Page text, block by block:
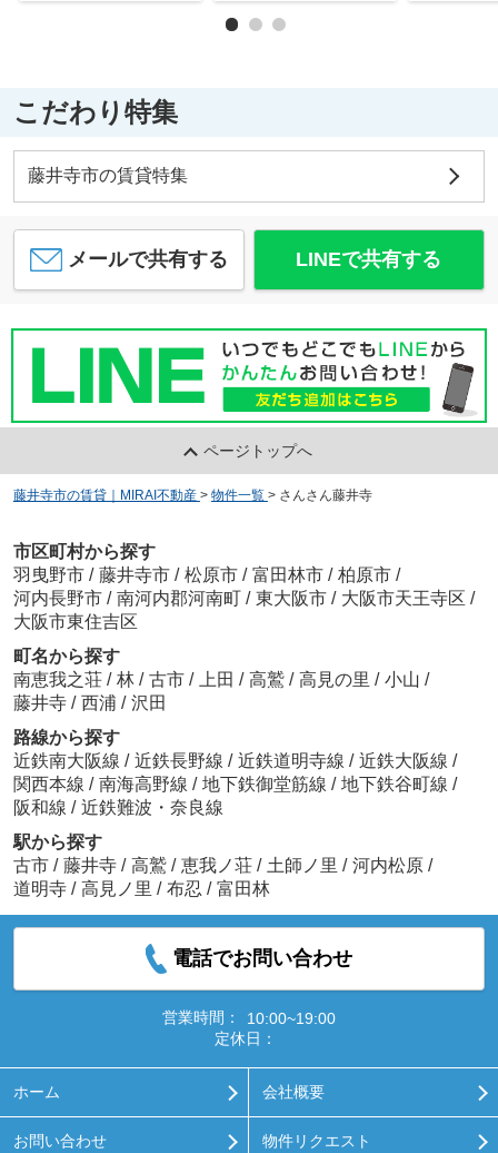
こだわり特集
藤井寺市の賃貸特集
メールで共有する LINEで共有する
ページトップへ
藤井寺市の賃貸｜MIRAI不動産 > 物件一覧 > さんさん藤井寺
市区町村から探す
羽曳野市 / 藤井寺市 / 松原市 / 富田林市 / 柏原市 /
河内長野市 / 南河内郡河南町 / 東大阪市 / 大阪市天王寺区 /
大阪市東住吉区
町名から探す
南恵我之荘 / 林 / 古市 / 上田 / 高鷲 / 高見の里 / 小山 /
藤井寺 / 西浦 / 沢田
路線から探す
近鉄南大阪線 / 近鉄長野線 / 近鉄道明寺線 / 近鉄大阪線 /
関西本線 / 南海高野線 / 地下鉄御堂筋線 / 地下鉄谷町線 /
阪和線 / 近鉄難波・奈良線
駅から探す
古市 / 藤井寺 / 高鷲 / 恵我ノ荘 / 土師ノ里 / 河内松原 /
道明寺 / 高見ノ里 / 布忍 / 富田林
電話でお問い合わせ
営業時間：
10:00~19:00
定休日：
ホーム 会社概要
お問い合わせ 物件リクエスト